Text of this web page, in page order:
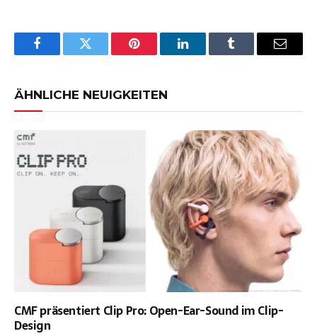
FacebookTwitter Pinterest LinkedInTumblr Email
ÄHNLICHE NEUIGKEITEN
CMF präsentiert Clip Pro: Open-Ear-Sound im Clip-
Design